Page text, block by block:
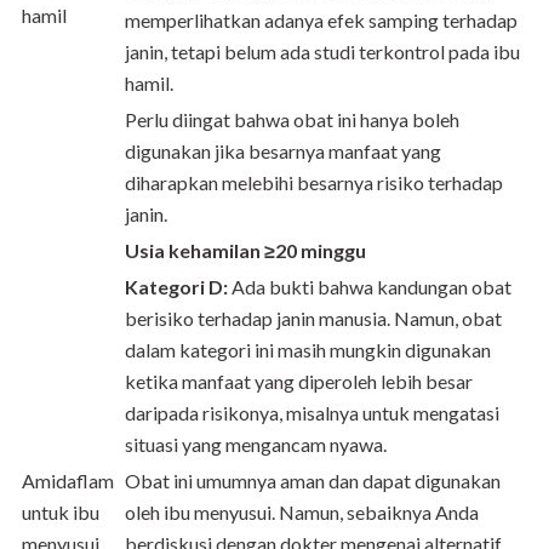
hamil
memperlihatkan adanya efek samping terhadap
janin, tetapi belum ada studi terkontrol pada ibu
hamil.
Perlu diingat bahwa obat ini hanya boleh
digunakan jika besarnya manfaat yang
diharapkan melebihi besarnya risiko terhadap
janin.
Usia kehamilan ≥20 minggu
Kategori D:Ada bukti bahwa kandungan obat
berisiko terhadap janin manusia. Namun, obat
dalam kategori ini masih mungkin digunakan
ketika manfaat yang diperoleh lebih besar
daripada risikonya, misalnya untuk mengatasi
situasi yang mengancam nyawa.
Amidaflam
untuk ibu
menyusui
Obat ini umumnya aman dan dapat digunakan
oleh ibu menyusui. Namun, sebaiknya Anda
berdiskusi dengan dokter mengenai alternatif